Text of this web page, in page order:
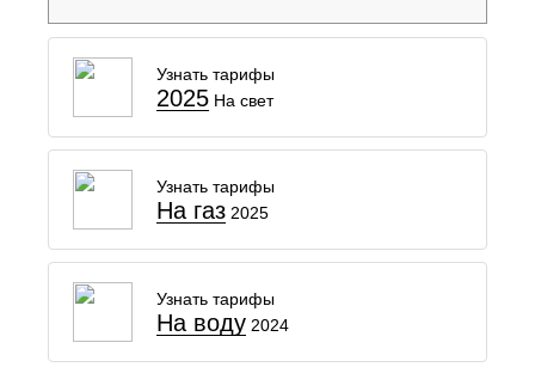
Узнать тарифы
2025 На свет
Узнать тарифы
На газ 2025
Узнать тарифы
На воду 2024